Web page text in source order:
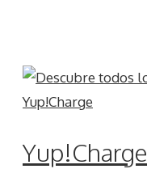
Yup!Charge